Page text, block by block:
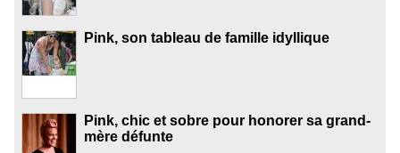
Pink, son tableau de famille idyllique
Pink, chic et sobre pour honorer sa grand-
mère défunte